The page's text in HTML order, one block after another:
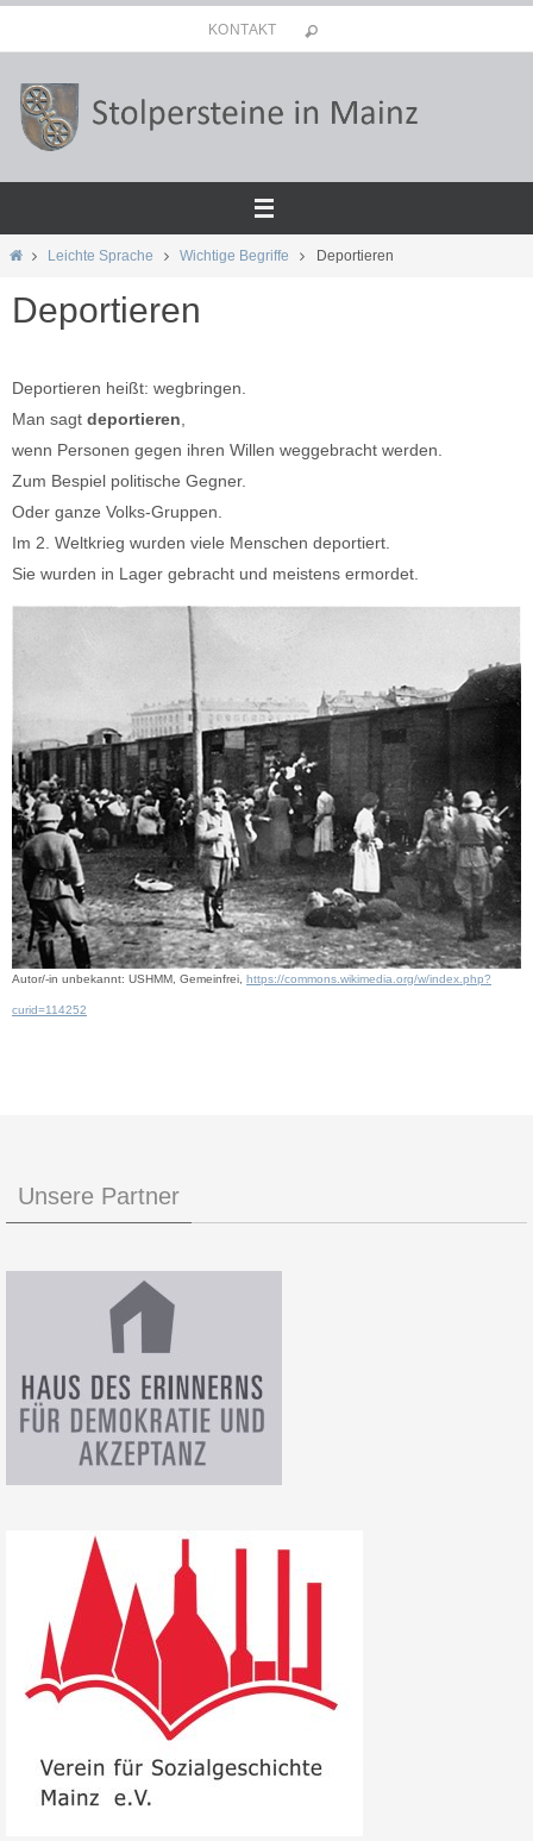
Inhalt
springen
KONTAKT
Start Leichte Sprache Wichtige Begriffe Deportieren
Deportieren
Deportieren heißt: wegbringen.
Man sagt deportieren
wenn Personen gegen ihren Willen weggebracht werden.
Zum Bespiel politische Gegner.
Oder ganze Volks-Gruppen.
Im 2. Weltkrieg wurden viele Menschen deportiert.
Sie wurden in Lager gebracht und meistens ermordet.
Autor/-in unbekannt: USHMM, Gemeinfrei, https://commons.wikimedia.org/w/index.php?
curid=114252
Unsere Partner